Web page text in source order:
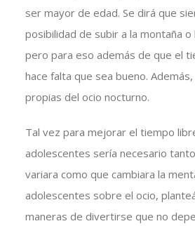
ser mayor de edad. Se dirá que
posibilidad de subir a la montaña
pero para eso además de que el
hace falta que sea bueno.
propias del ocio nocturno.
Tal vez para mejorar el tiempo
adolescentes sería necesario
variara como que cambiara la
adolescentes sobre el ocio,
maneras de divertirse que no